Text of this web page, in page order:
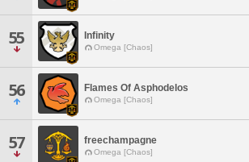
55 Infinity
Omega [Chaos]
56 Flames Of Asphodelos
Omega [Chaos]
57 freechampagne
Omega [Chaos]